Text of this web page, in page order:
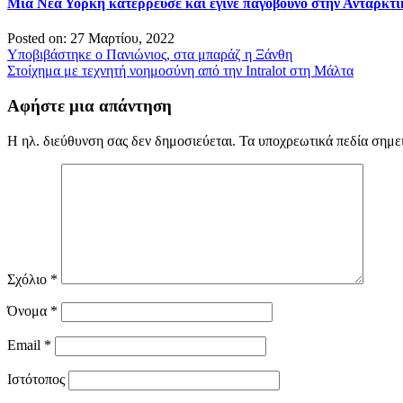
Μια Νέα Υόρκη κατέρρευσε και έγινε παγόβουνο στην
Posted on: 27 Μαρτίου, 2022
Πλοήγηση
άρθρων
Υποβιβάστηκε ο Πανιώνιος, στα μπαράζ η Ξάνθη
Στοίχημα με τεχνητή νοημοσύνη από την Intralot στη Μάλτα
Αφήστε μια απάντηση
Η ηλ. διεύθυνση σας δεν δημοσιεύεται. Τα υποχρεωτικά πεδία
Σχόλιο *
Όνομα *
Email *
Ιστότοπος